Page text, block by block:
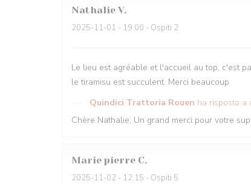
Nathalie V
2025-11-01 - 19:00 - Ospiti 2
Le lieu est agréable et l'accueil au top, c'est
le tiramisu est succulent. Merci beaucoup
Quindici Trattoria Rouen ha risposto a
Chère Nathalie, Un grand merci pour votre
Marie pierre C
2025-11-02 - 12:15 - Ospiti 5